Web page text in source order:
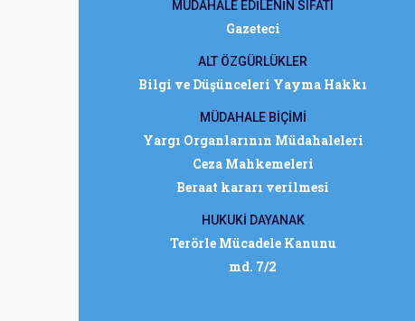
MÜDAHALE EDİLENİN SIFATI
Gazeteci
ALT ÖZGÜRLÜKLER
Bilgi ve Düşünceleri Yayma Hakkı
MÜDAHALE BİÇİMİ
Yargı Organlarının Müdahaleleri
Ceza Mahkemeleri
Beraat kararı verilmesi
HUKUKİ DAYANAK
Terörle Mücadele Kanunu
md. 7/2